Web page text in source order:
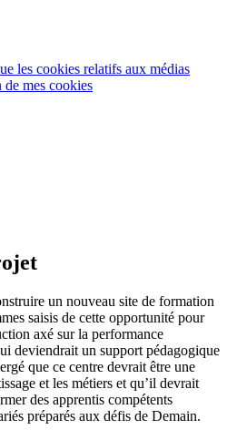
les cookies relatifs aux médias
de mes cookies
un nouveau site de formation
saisis de cette opportunité pour
axé sur la performance
deviendrait un support pédagogique
que ce centre devrait être une
et les métiers et qu’il devrait
des apprentis compétents
préparés aux défis de Demain.